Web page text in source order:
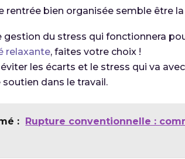
rentrée bien organisée semble être
gestion du stress qui fonctionnera
relaxante, faites votre choix !
les écarts et le stress qui va
dans le travail.
:
Rupture conventionnelle :